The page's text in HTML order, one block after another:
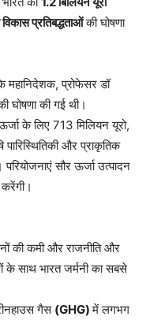
प्रतिबद्धताओंकी घोषणा
महानिदेशक, प्रोफेसर डॉ
घोषणा की गई थी।
के लिए 713 मिलियन यूरो,
और प्राकृतिक
सौर ऊर्जा उत्पादन
की कमी और राजनीति और
के साथ भारत जर्मनी का सबसे
गैस (GHG)में लगभग